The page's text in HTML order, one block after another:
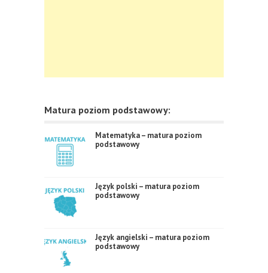
Matura poziom podstawowy:
Matematyka – matura poziom
podstawowy
Język polski – matura poziom
podstawowy
Język angielski – matura poziom
podstawowy